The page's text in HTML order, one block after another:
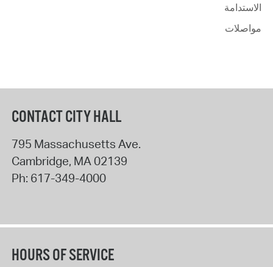
الاستدامة
مواصلات
CONTACT CITY HALL
795 Massachusetts Ave.
Cambridge, MA02139
Ph: 617-349-4000
HOURS OF SERVICE